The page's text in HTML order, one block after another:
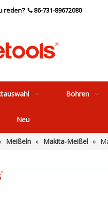
reden?  86-731-89672080
Bohren
Neu
Meißeln » Makita-Meißel »